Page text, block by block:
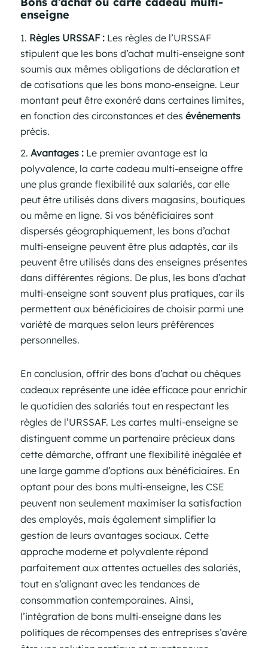
enseigne
Règles URSSAF :Les règles de l’URSSAF
stipulent que les bons d’achat multi-enseigne sont
soumis aux mêmes obligations de déclaration et
de cotisations que les bons mono-enseigne. Leur
montant peut être exonéré dans certaines limites,
en fonction des circonstances et des événements
précis.
Avantages :Le premier avantage est la
polyvalence, la carte cadeau multi-enseigne offre
une plus grande flexibilité aux salariés, car elle
peut être utilisés dans divers magasins, boutiques
ou même en ligne. Si vos bénéficiaires sont
dispersés géographiquement, les bons d’achat
multi-enseigne peuvent être plus adaptés, car ils
peuvent être utilisés dans des enseignes présentes
dans différentes régions. De plus, les bons d’achat
multi-enseigne sont souvent plus pratiques, car ils
permettent aux bénéficiaires de choisir parmi une
variété de marques selon leurs préférences
personnelles.
En conclusion, offrir des bons d’achat ou chèques
cadeaux représente une idée efficace pour enrichir
le quotidien des salariés tout en respectant les
règles de l’URSSAF. Les cartes multi-enseigne se
distinguent comme un partenaire précieux dans
cette démarche, offrant une flexibilité inégalée et
une large gamme d’options aux bénéficiaires. En
optant pour des bons multi-enseigne, les CSE
peuvent non seulement maximiser la satisfaction
des employés, mais également simplifier la
gestion de leurs avantages sociaux. Cette
approche moderne et polyvalente répond
parfaitement aux attentes actuelles des salariés,
tout en s’alignant avec les tendances de
consommation contemporaines. Ainsi,
l’intégration de bons multi-enseigne dans les
politiques de récompenses des entreprises s’avère